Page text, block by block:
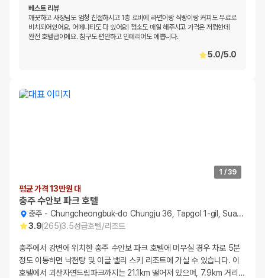
베스트 리뷰
깨끗하고 사장님도 엄청 친절하시고 1층 로비에 라면이랑 식빵이랑 커피도 무료로
비치되어있어요. 어메니티도 다 있어요! 청소도 매일 해주시고 가격은 저렴한데
완전 호텔급이에요. 침구도 편안하고 인테리어도 예쁩니다.
5.0/5.0
1 /39
평균 가격 13만원 대
충주 수안보 파크 호텔
충주 - Chungcheongbuk-do Chungju 36, Tapgol 1-gil, Suanbo-myeon
3.9(265)3.5성급호텔/리조트
충주에서 강변에 위치한 충주 수안보 파크 호텔에 머무실 경우 차로 5분
정도 이동하면 낙천탕 및 이글 밸리 스키 리조트에 가실 수 있습니다. 이
호텔에서 괴산자연드림파크까지는 21.1km 떨어져 있으며, 7.9km 거리 …